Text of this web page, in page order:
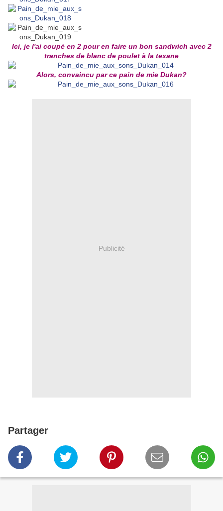
Ici, je l'ai coupé en 2 pour en faire un bon sandwich avec 2
tranches de blanc de poulet à la texane
Alors, convaincu par ce pain de mie Dukan?
Publicité
Partager